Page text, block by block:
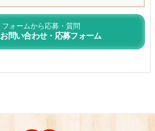
フォームから応募・質問
お問い合わせ・応募フォーム